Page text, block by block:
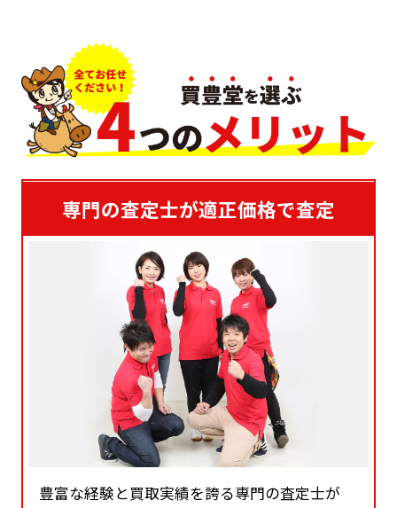
専門の査定士が適正価格で査定
豊富な経験と買取実績を誇る専門の査定士が